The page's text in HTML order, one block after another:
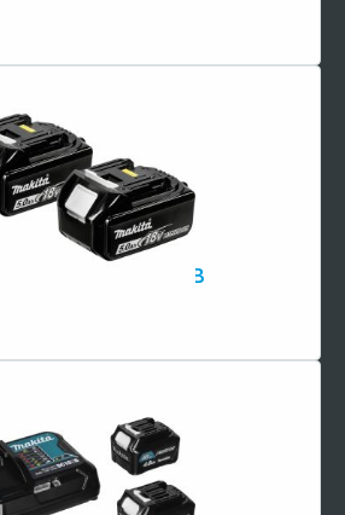
Makita Energy Kit 197288-2 2x BL1850B